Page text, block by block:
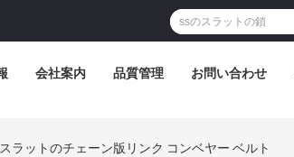
会社案内 品質管理 お問い合わせ
ラットのチェーン版リンク コンベヤー ベルト